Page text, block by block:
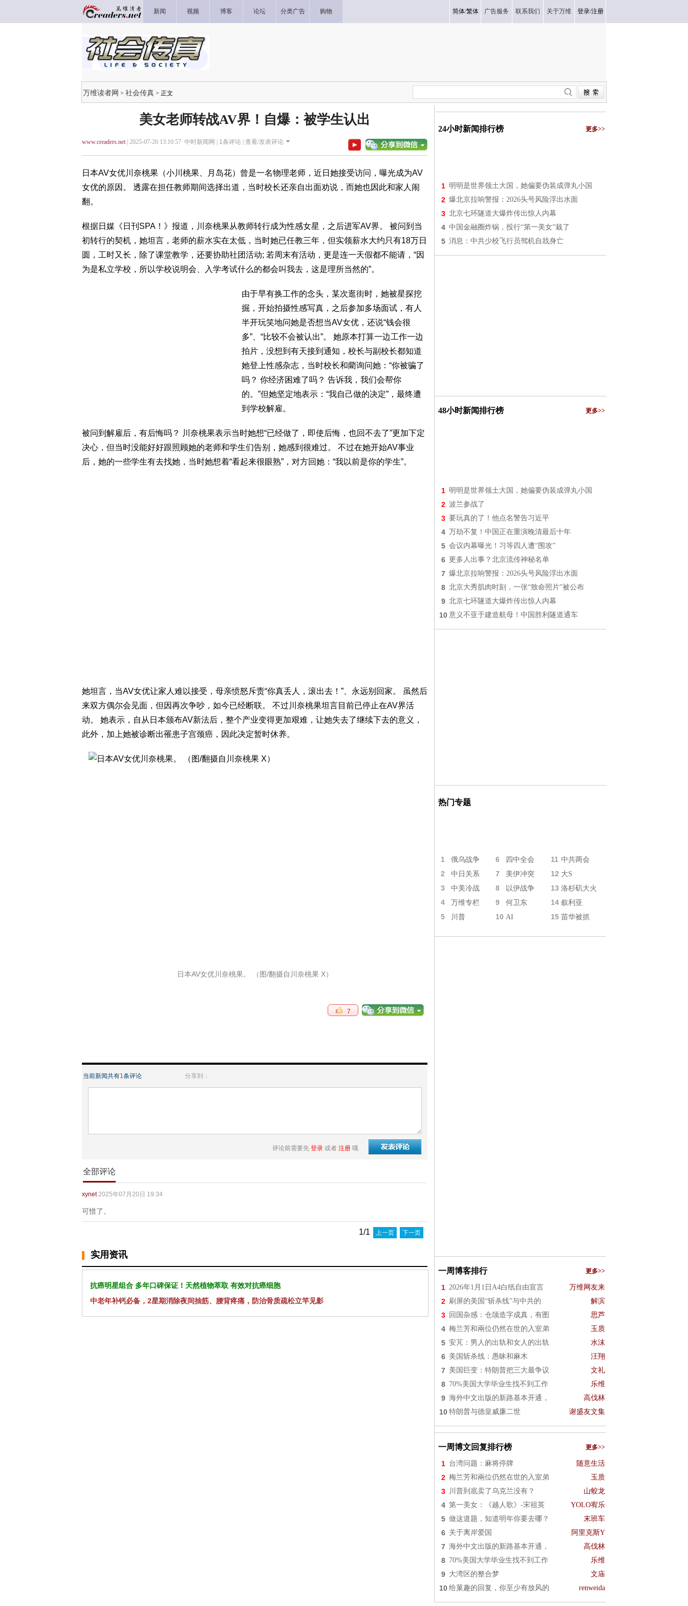
新闻 视频 博客 论坛 分类广告 购物 简体/繁体 广告服务 联系我们 关于万维 登录/注册
万维读者网 > 社会传真 > 正文
美女老师转战AV界！自爆：被学生认出
www.creaders.net| 2025-07-20 13:10:57 中时新闻网 | 1条评论 | 查看/发表评论
日本AV女优川奈桃果（小川桃果、月岛花）曾是一名物理老师，近日她接受访问，曝光成为AV
女优的原因。 透露在担任教师期间选择出道，当时校长还亲自出面劝说，而她也因此和家人闹
翻。
根据日媒《日刊SPA！》报道，川奈桃果从教师转行成为性感女星，之后进军AV界。 被问到当
初转行的契机，她坦言，老师的薪水实在太低，当时她已任教三年，但实领薪水大约只有18万日
圆，工时又长，除了课堂教学，还要协助社团活动; 若周末有活动，更是连一天假都不能请，“因
为是私立学校，所以学校说明会、入学考试什么的都会叫我去，这是理所当然的”。
由于早有换工作的念头，某次逛街时，她被星探挖
掘，开始拍摄性感写真，之后参加多场面试，有人
半开玩笑地问她是否想当AV女优，还说“钱会很
多”、“比较不会被认出”。 她原本打算一边工作一边
拍片，没想到有天接到通知，校长与副校长都知道
她登上性感杂志，当时校长和藺询问她：“你被骗了
吗？ 你经济困难了吗？ 告诉我，我们会帮你
的。”但她坚定地表示：“我自己做的决定”，最终遭
到学校解雇。
被问到解雇后，有后悔吗？ 川奈桃果表示当时她想“已经做了，即使后悔，也回不去了”更加下定
决心，但当时没能好好跟照顾她的老师和学生们告别，她感到很难过。 不过在她开始AV事业
后，她的一些学生有去找她，当时她想着“看起来很眼熟”，对方回她：“我以前是你的学生”。
她坦言，当AV女优让家人难以接受，母亲愤怒斥责“你真丢人，滚出去！”、永远别回家。 虽然后
来双方偶尔会见面，但因再次争吵，如今已经断联。 不过川奈桃果坦言目前已停止在AV界活
动。 她表示，自从日本颁布AV新法后，整个产业变得更加艰难，让她失去了继续下去的意义，
此外，加上她被诊断出罹患子宫颈癌，因此决定暂时休养。
日本AV女优川奈桃果。 （图/翻摄自川奈桃果 X）
7
当前新闻共有1条评论 分享到：
评论前需要先 登录 或者 注册 哦
全部评论
xynet 2025年07月20日 19:34
可惜了。
1/1 上一页 下一页
实用资讯
抗癌明星组合 多年口碑保证！天然植物萃取 有效对抗癌细胞
中老年补钙必备，2星期消除夜间抽筋、腰背疼痛，防治骨质疏松立竿见影
24小时新闻排行榜 更多>>
1 明明是世界领土大国，她偏要伪装成弹丸小国
2 爆北京拉响警报：2026头号风险浮出水面
3 北京七环隧道大爆炸传出惊人内幕
4 中国金融圈炸锅，投行“第一美女”栽了
5 消息：中共少校飞行员驾机自戕身亡
48小时新闻排行榜 更多>>
1 明明是世界领土大国，她偏要伪装成弹丸小国
2 波兰参战了
3 要玩真的了！他点名警告习近平
4 万劫不复！中国正在重演晚清最后十年
5 会议内幕曝光！习等四人遭“围攻”
6 更多人出事？北京流传神秘名单
7 爆北京拉响警报：2026头号风险浮出水面
8 北京大秀肌肉时刻，一张“致命照片”被公布
9 北京七环隧道大爆炸传出惊人内幕
10 意义不亚于建造航母！中国胜利隧道通车
热门专题
1 俄乌战争 6 四中全会 11 中共两会
2 中日关系 7 美伊冲突 12 大S
3 中美冷战 8 以伊战争 13 洛杉矶大火
4 万维专栏 9 何卫东 14 叙利亚
5 川普 10 AI 15 苗华被抓
一周博客排行 更多>>
1 2026年1月1日A4白纸自由宣言 万维网友来
2 刷屏的美国“斩杀线”与中共的 解滨
3 回国杂感：仓颉造字成真，有图 思芦
4 梅兰芳和兩位仍然在世的入室弟 玉质
5 安芃：男人的出轨和女人的出轨 水沫
6 美国斩杀线：愚昧和麻木 汪翔
7 美国巨变：特朗普把三大最争议 文礼
8 70%美国大学毕业生找不到工作 乐维
9 海外中文出版的新路基本开通， 高伐林
10 特朗普与德皇威廉二世 谢盛友文集
一周博文回复排行榜 更多>>
1 台湾问题：麻将停牌 随意生活
2 梅兰芳和兩位仍然在世的入室弟 玉质
3 川普到底卖了乌克兰没有？ 山蛟龙
4 第一美女：《越人歌》-宋祖英 YOLO宥乐
5 做这道题，知道明年你要去哪？ 末班车
6 关于离岸爱国 阿里克斯Y
7 海外中文出版的新路基本开通， 高伐林
8 70%美国大学毕业生找不到工作 乐维
9 大湾区的整合梦 文庙
10 给菓趣的回复，你至少有放风的 renweida